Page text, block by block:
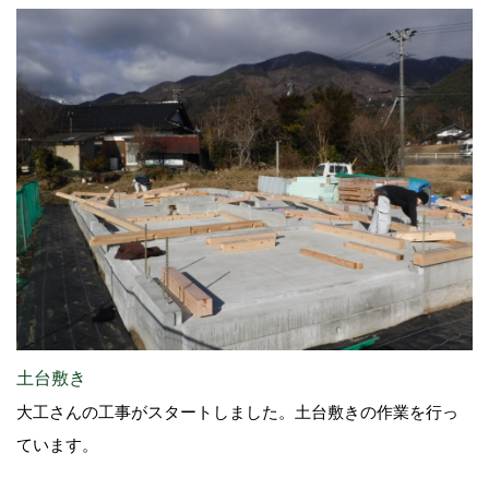
土台敷き
大工さんの工事がスタートしました。土台敷きの作業を行っ
ています。